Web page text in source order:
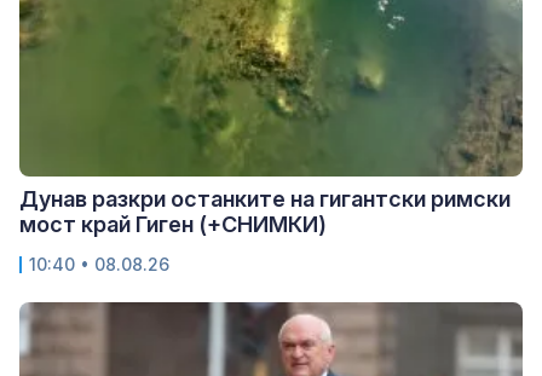
Дунав разкри останките на гигантски римски
мост край Гиген (+СНИМКИ)
10:40 • 08.08.26